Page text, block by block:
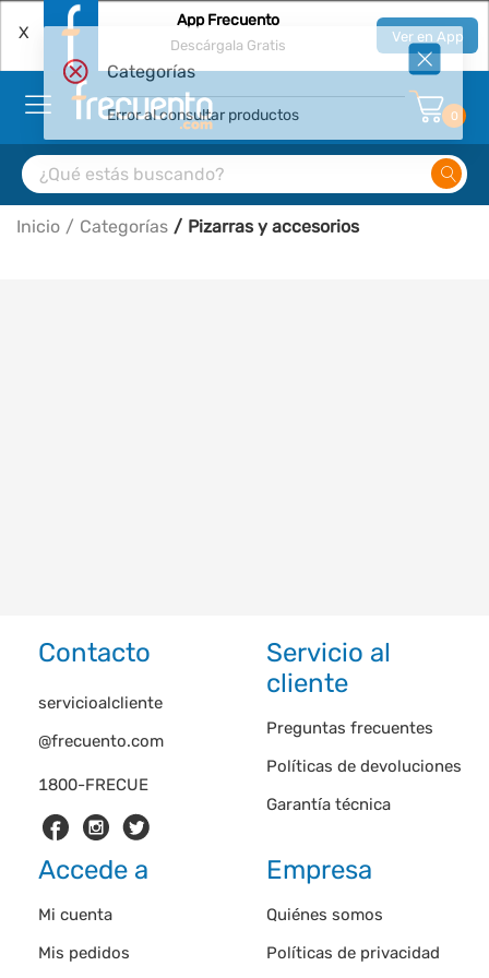
X
App Frecuento
Descárgala Gratis Ver en App
0
Inicio Categorías Pizarras y accesorios
Contacto
1800-FRECUE
servicioalcliente
@frecuento.com
Servicio al
cliente
Preguntas frecuentes
Políticas de devoluciones
Garantía técnica
Accede a
Mi cuenta
Mis pedidos
Empresa
Quiénes somos
Políticas de privacidad
Categorías
Error al consultar productos